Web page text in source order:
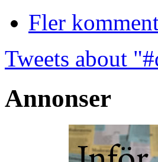
Fler
Tweets about
Annonser